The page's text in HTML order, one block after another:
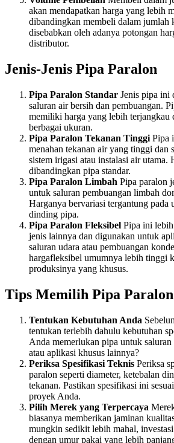
akan mendapatkan harga yang lebih
dibandingkan membeli dalam jumlah
disebabkan oleh adanya potongan
distributor.
Jenis-Jenis Pipa Paralon
Pipa Paralon Standar Jenis pipa ini
saluran air bersih dan pembuangan.
memiliki harga yang lebih terjangkau
berbagai ukuran.
Pipa Paralon Tekanan Tinggi Pipa
menahan tekanan air yang tinggi dan
sistem irigasi atau instalasi air utama.
dibandingkan pipa standar.
Pipa Paralon Limbah Pipa paralon
untuk saluran pembuangan limbah
Harganya bervariasi tergantung pada
dinding pipa.
Pipa Paralon Fleksibel Pipa ini
jenis lainnya dan digunakan untuk
saluran udara atau pembuangan
hargafleksibel umumnya lebih tinggi
produksinya yang khusus.
Tips Memilih Pipa
Tentukan Kebutuhan Anda
tentukan terlebih dahulu kebutuhan
Anda memerlukan pipa untuk
atau aplikasi khusus lainnya?
Periksa Spesifikasi Teknis Periksa
paralon seperti diameter, ketebalan
tekanan. Pastikan spesifikasi ini
proyek Anda.
Pilih Merek yang Terpercaya
biasanya memberikan jaminan
mungkin sedikit lebih mahal,
dengan umur pakai yang lebih